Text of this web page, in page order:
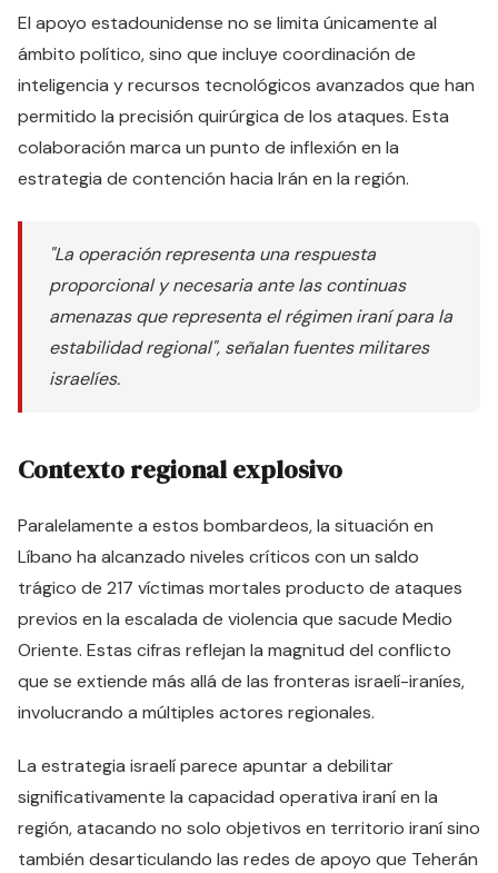
El apoyo estadounidense no se limita únicamente al
ámbito político, sino que incluye coordinación de
inteligencia y recursos tecnológicos avanzados que han
permitido la precisión quirúrgica de los ataques. Esta
colaboración marca un punto de inflexión en la
estrategia de contención hacia Irán en la región.
"La operación representa una respuesta
proporcional y necesaria ante las continuas
amenazas que representa el régimen iraní para la
estabilidad regional", señalan fuentes militares
israelíes.
Contexto regional explosivo
Paralelamente a estos bombardeos, la situación en
Líbano ha alcanzado niveles críticos con un saldo
trágico de 217 víctimas mortales producto de ataques
previos en la escalada de violencia que sacude Medio
Oriente. Estas cifras reflejan la magnitud del conflicto
que se extiende más allá de las fronteras israelí-iraníes,
involucrando a múltiples actores regionales.
La estrategia israelí parece apuntar a debilitar
significativamente la capacidad operativa iraní en la
región, atacando no solo objetivos en territorio iraní sino
también desarticulando las redes de apoyo que Teherán